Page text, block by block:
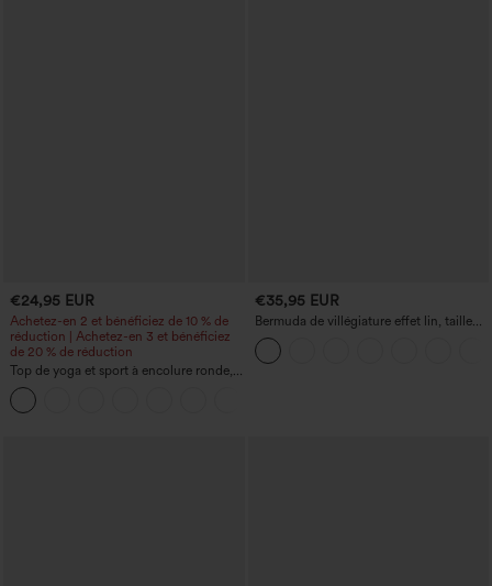
€24,95 EUR
Achetez-en 2 et bénéficiez de 10 % de
réduction | Achetez-en 3 et bénéficiez
de 20 % de réduction
Top de yoga et sport à encolure ronde,
manches courtes, à fronces, effet
rafraîchissant au toucher - UPF50+
€35,95 EUR
Bermuda de villégiature effet lin, taille
haute, ourlet roulotté, longueur 10'' avec
poches